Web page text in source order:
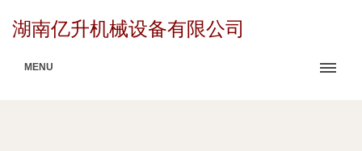
湖南亿升机械设备有限公司
MENU